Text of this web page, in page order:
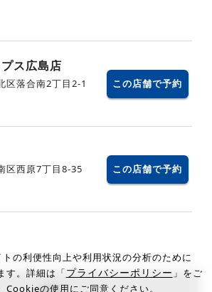
ス広島店
区落合南2丁目2-1 この店舗で予約
区西原7丁目8-35 この店舗で予約
の利便性向上や利用状況の分析のために
す。詳細は「プライバシーポリシー 」をご
Cookieの使用にご同意ください。